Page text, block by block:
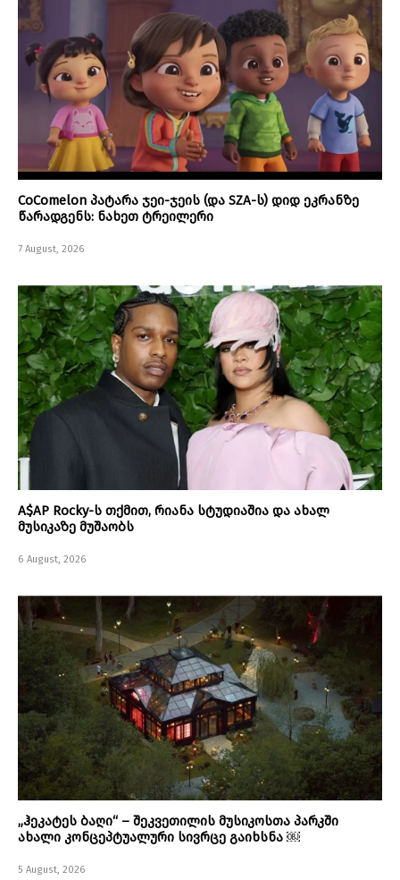
CoComelon პატარა ჯეი-ჯეის (და SZA-ს) დიდ ეკრანზე
წარადგენს: ნახეთ ტრეილერი
7 August, 2026
A$AP Rocky-ს თქმით, რიანა სტუდიაშია და ახალ
მუსიკაზე მუშაობს
6 August, 2026
„ჰეკატეს ბაღი“ – შეკვეთილის მუსიკოსთა პარკში
ახალი კონცეპტუალური სივრცე გაიხსნა ￼
5 August, 2026